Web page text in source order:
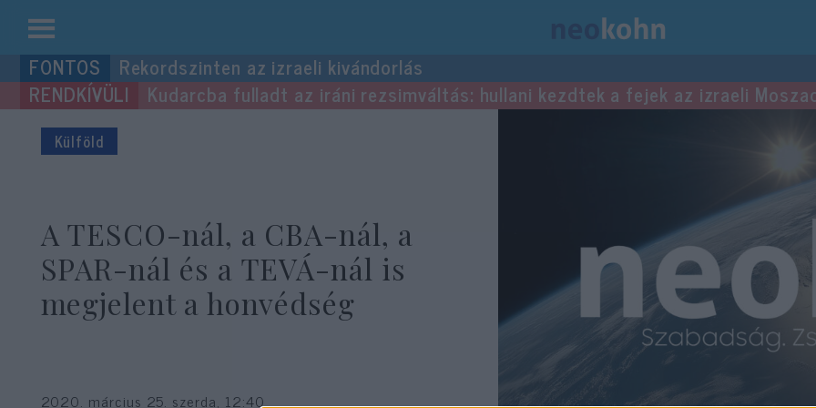
Kilépés
a
tartalomba
Rekordszinten az izraeli kivándorlás
Kudarcba fulladt az iráni rezsimváltás: hullani kezdtek a fejek az izraeli
Külföld
A TESCO-nál, a CBA-nál, a
SPAR-nál és a TEVÁ-nál is
megjelent a honvédség
2020. március 25. szerda, 12:40